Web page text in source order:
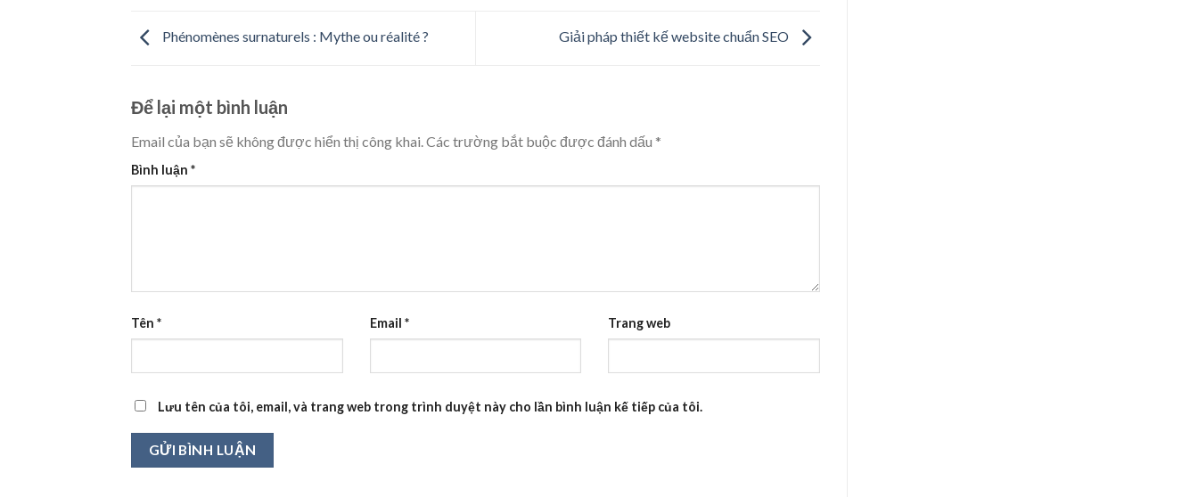
Phénomènes surnaturels : Mythe ou réalité ? Giải pháp thiết kế website chuẩn SEO
Để lại một bình luận
Email của bạn sẽ không được hiển thị công khai.Các trường bắt buộc được đánh dấu *
Bình luận *
Tên * Email * Trang web
Lưu tên của tôi, email, và trang web trong trình duyệt này cho lần bình luận kế tiếp của tôi.